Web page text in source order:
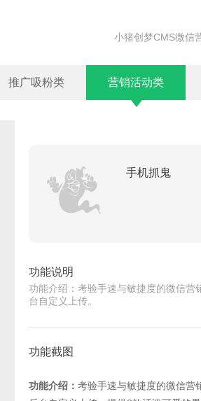
小猪创梦CMS微信
推广吸粉类 营销活动类
手机抓鬼
功能说明
功能介绍：考验手速与敏捷度的微信
台自定义上传。
功能截图
功能介绍： 考验手速与敏捷度的微信营